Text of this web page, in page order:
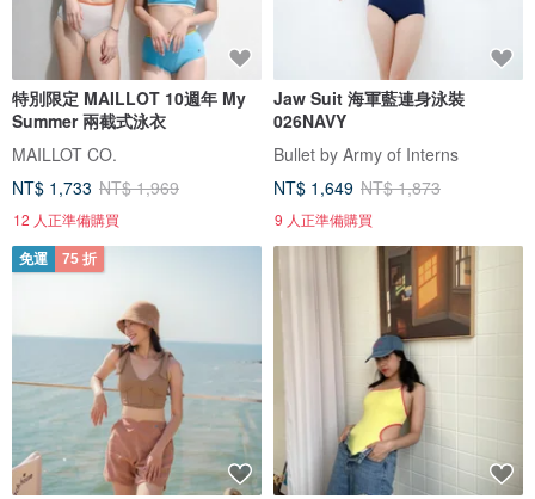
特別限定 MAILLOT 10週年 My
Summer 兩截式泳衣
MAILLOT CO.
NT$ 1,733 NT$ 1,969
12 人正準備購買
Jaw Suit 海軍藍連身泳裝
026NAVY
Bullet by Army of Interns
NT$ 1,649 NT$ 1,873
9 人正準備購買
免運 75 折